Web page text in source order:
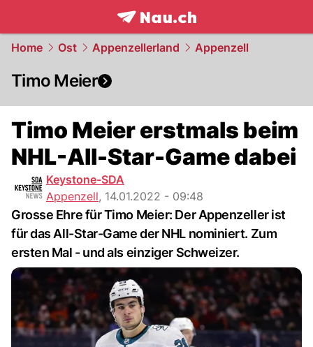
frontpage.NAU.ch
Home Ost Appenzellerland Appenzell
Timo Meier
Timo Meier erstmals beim
NHL-All-Star-Game dabei
Keystone-SDA
Appenzell, 14.01.2022 - 09:48
Grosse Ehre für Timo Meier: Der Appenzeller ist
für das All-Star-Game der NHL nominiert. Zum
ersten Mal - und als einziger Schweizer.